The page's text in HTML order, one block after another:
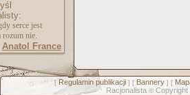
serce jest
rozum nie.
Anatol France
[ Regulamin publikacji] [ Bannery] [
Racjonalista © Copyright